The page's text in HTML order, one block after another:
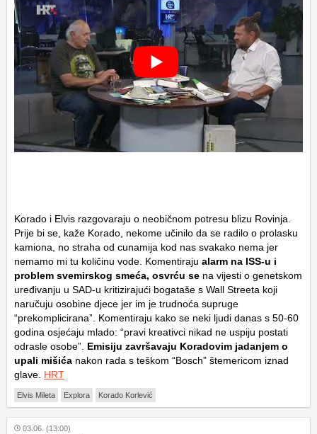
Korado i Elvis razgovaraju o neobičnom potresu blizu Rovinja.
Prije bi se, kaže Korado, nekome učinilo da se radilo o prolasku
kamiona, no straha od cunamija kod nas svakako nema jer
nemamo mi tu količinu vode. Komentiraju alarm na ISS-u i
problem svemirskog smeća, osvrću se na vijesti o genetskom
uređivanju u SAD-u kritizirajući bogataše s Wall Streeta koji
naručuju osobine djece jer im je trudnoća supruge
“prekomplicirana”. Komentiraju kako se neki ljudi danas s 50-60
godina osjećaju mlado: “pravi kreativci nikad ne uspiju postati
odrasle osobe” Emisiju završavaju Koradovim jadanjem o
upali mišića nakon rada s teškom “Bosch” štemericom iznad
glave. HRT
Elvis Mileta Explora Korado Korlević
03.06. (13:00)